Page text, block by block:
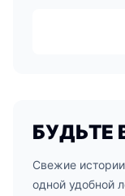
БУДЬТЕ
Свежие
одной удобной